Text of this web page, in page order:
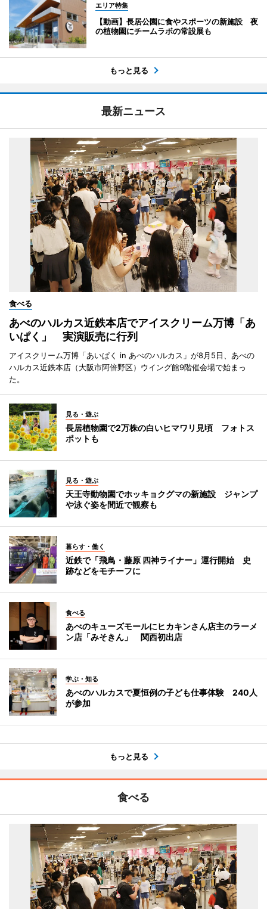
エリア特集
【動画】長居公園に食やスポーツの新施設 夜
の植物園にチームラボの常設展も
もっと見る
最新ニュース
食べる
あべのハルカス近鉄本店でアイスクリーム万博「あ
いぱく」 実演販売に行列
アイスクリーム万博「あいぱく in あべのハルカス」が8月5日、あべの
ハルカス近鉄本店（大阪市阿倍野区）ウイング館9階催会場で始まっ
た。
見る・遊ぶ
長居植物園で2万株の白いヒマワリ見頃 フォトス
ポットも
見る・遊ぶ
天王寺動物園でホッキョクグマの新施設 ジャンプ
や泳ぐ姿を間近で観察も
暮らす・働く
近鉄で「飛鳥・藤原 四神ライナー」運行開始 史
跡などをモチーフに
食べる
あべのキューズモールにヒカキンさん店主のラーメ
ン店「みそきん」 関西初出店
学ぶ・知る
あべのハルカスで夏恒例の子ども仕事体験 240人
が参加
もっと見る
食べる